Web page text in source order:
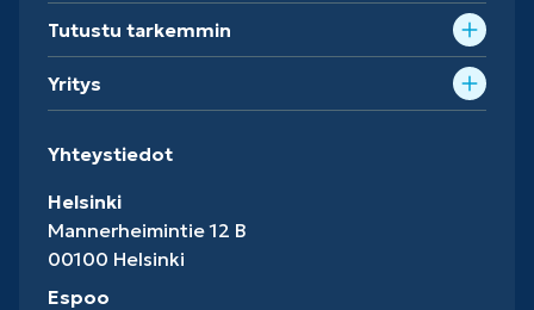
Tutustu tarkemmin
Yritys
Yhteystiedot
Helsinki
Mannerheimintie 12 B
00100 Helsinki
Espoo